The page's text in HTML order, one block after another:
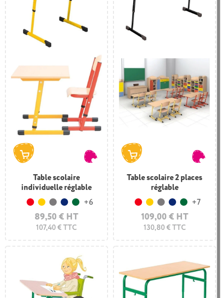
Table scolaire
individuelle réglable
89,50 € HT
107,40 € TTC
RougeJaune
GrisBleu foncé
Vert foncé
+6
Table scolaire 2 places
réglable
109,00 € HT
130,80 € TTC
RougeJaune
GrisBleu foncé
Vert foncé
+7